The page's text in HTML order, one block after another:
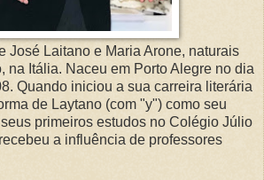
Laitano e Maria Arone, naturais
na Itália. Naceu em Porto Alegre no dia
Quando iniciou a sua carreira literária
de Laytano (com "y") como seu
primeiros estudos no Colégio Júlio
a influência de professores